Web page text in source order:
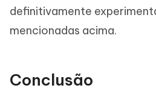
definitivamente
mencionadas acima.
Conclusão